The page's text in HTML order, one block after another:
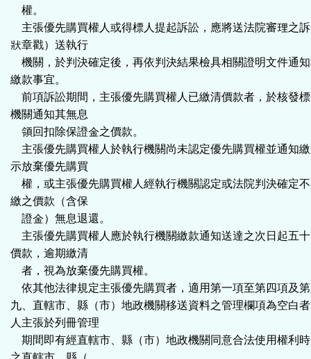
權。
主張優先購買權人或得標人提起訴訟，應將送法院審理之
狀章戳）送執行
機關，於判決確定後，再依判決結果檢具相關證明文件通
繳款事宜。
前項訴訟期間，主張優先購買權人已繳清價款者，於核發
機關通知其無息
領回扣除保證金之價款。
主張優先購買權人於執行機關尚未認定優先購買權並通知
示放棄優先購買
權，或主張優先購買權人經執行機關認定或法院判決確定
繳之價款（含保
證金）無息退還。
主張優先購買權人應於執行機關繳款通知送達之次日起五
價款，逾期繳清
者，視為放棄優先購買權。
依其他法律規定主張優先購買者，適用第一項至第四項及
九、直轄市、縣（市）地政機關移送資料之管理欄項為空白
人主張於列冊管理
期間即有經直轄市、縣（市）地政機關同意合法使用權利